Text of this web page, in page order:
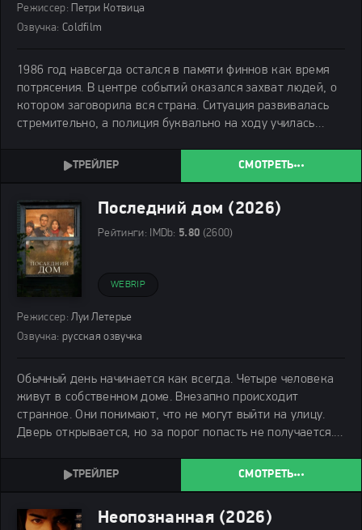
Режиссер: Петри Котвица
Озвучка: Coldfilm
1986 год навсегда остался в памяти финнов как время
потрясения. В центре событий оказался захват людей, о
котором заговорила вся страна. Ситуация развивалась
стремительно, а полиция буквально на ходу училась
СМОТРЕТЬ
Последний дом (2026)
Рейтинги: IMDb: 5.80 (2600)
WEBRIP
Режиссер: Луи Летерье
Озвучка: русская озвучка
Обычный день начинается как всегда. Четыре человека
живут в собственном доме. Внезапно происходит
странное. Они понимают, что не могут выйти на улицу.
Дверь открывается, но за порог попасть не получается.
СМОТРЕТЬ
Неопознанная (2026)